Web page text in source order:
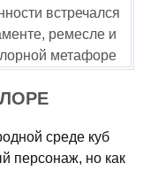
встречался
ремесле и
метафоре
среде куб
персонаж, но как